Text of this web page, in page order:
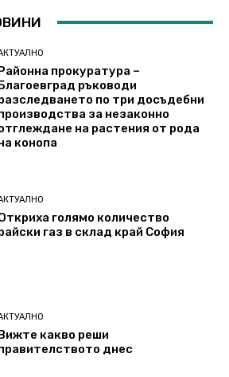
прокуратура –
ръководи
по три досъдебни
за незаконно
на растения от рода
конопа
голямо количество
газ в склад край София
какво реши
днес